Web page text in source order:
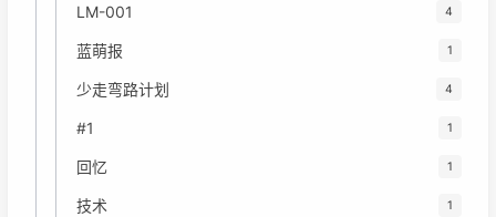
LM-001 4
蓝萌报 1
少走弯路计划 4
#1 1
回忆 1
技术 1